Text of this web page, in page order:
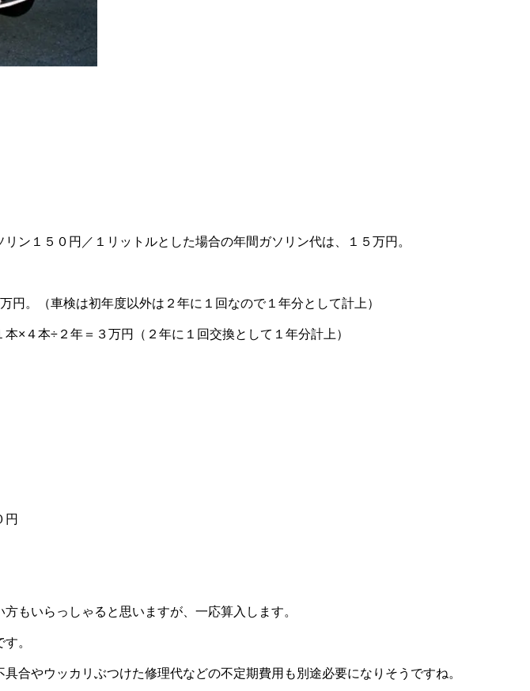
ン１５０円／１リットルとした場合の年間ガソリン代は、１５万円。
円。（車検は初年度以外は２年に１回なので１年分として計上）
×４本÷２年＝３万円（２年に１回交換として１年分計上）
円
もいらっしゃると思いますが、一応算入します。
。
合やウッカリぶつけた修理代などの不定期費用も別途必要になりそうですね。